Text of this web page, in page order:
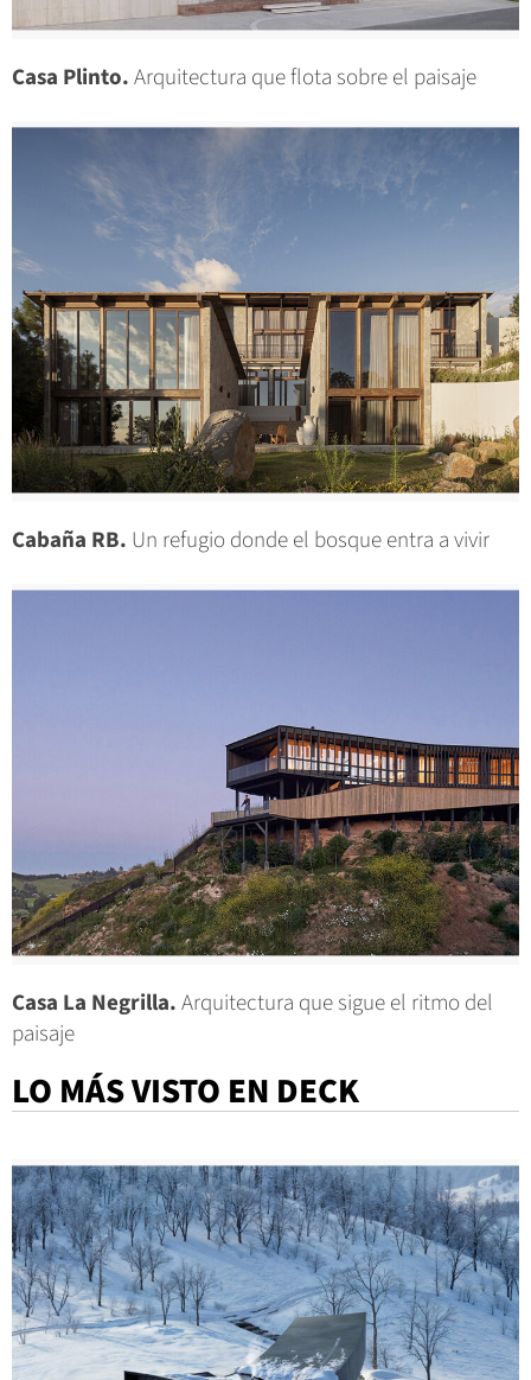
Casa Plinto.Arquitectura que flota sobre el paisaje
Cabaña RB. Un refugio donde el bosque entra a vivir
Casa La Negrilla.Arquitectura que sigue el ritmo del
paisaje
LO MÁS VISTO EN DECK